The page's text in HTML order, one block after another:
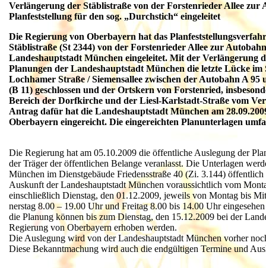
Verlängerung der Stäblistraße von der Forstenrieder Allee zur
Planfeststellung für den sog. „Durchstich“ eingeleitet
Die Regierung von Oberbayern hat das
Stäblistraße (St 2344) von der Forstenrieder Allee zur
Landeshauptstadt München eingeleitet. Mit der Verlängerung
Planungen der Landeshauptstadt München die letzte Lücke im
Lochhamer Straße / Siemensallee zwischen der Autobahn A
(B 11) geschlossen und der Ortskern von Forstenried,
Bereich der Dorfkirche und der Liesl-Karlstadt-Straße vom
Antrag dafür hat die Landeshauptstadt München am
Oberbayern eingereicht. Die eingereichten Planunterlagen
Die Regierung hat am 05.10.2009 die öffentliche Auslegung der
der Träger der öffentlichen Belange veranlasst. Die Unterlagen
München im Dienstgebäude Friedensstraße 40 (Zi. 3.144)
Auskunft der Landeshauptstadt München voraussichtlich vom
einschließlich Dienstag, den 01.12.2009, jeweils von Montag bis
nerstag 8.00 – 19.00 Uhr und Freitag 8.00 bis 14.00 Uhr
die Planung können bis zum Dienstag, den 15.12.2009 bei der
Regierung von Oberbayern erhoben werden.
Die Auslegung wird von der Landeshauptstadt München vorher
Diese Bekanntmachung wird auch die endgültigen Termine und